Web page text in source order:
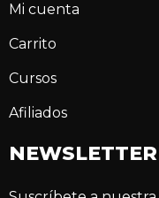
Mi cuenta
Carrito
Cursos
Afiliados
NEWSLETTER